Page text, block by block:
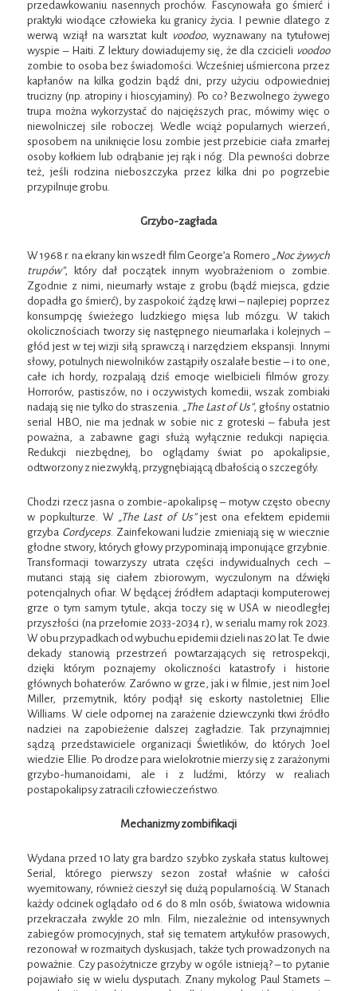
przedawkowaniu nasennych prochów. Fascynowała go śmierć i
praktyki wiodące człowieka ku granicy życia. I pewnie dlatego z
werwą wziął na warsztat kult voodoo, wyznawany na tytułowej
wyspie – Haiti. Z lektury dowiadujemy się, że dla czcicieli voodoo
zombie to osoba bez świadomości. Wcześniej uśmiercona przez
kapłanów na kilka godzin bądź dni, przy użyciu odpowiedniej
trucizny (np. atropiny i hioscyjaminy). Po co? Bezwolnego żywego
trupa można wykorzystać do najcięższych prac, mówimy więc o
niewolniczej sile roboczej. Wedle wciąż popularnych wierzeń,
sposobem na uniknięcie losu zombie jest przebicie ciała zmarłej
osoby kołkiem lub odrąbanie jej rąk i nóg. Dla pewności dobrze
też, jeśli rodzina nieboszczyka przez kilka dni po pogrzebie
przypilnuje grobu.
Grzybo-zagłada
W 1968 r. na ekrany kin wszedł film George’a Romero „Noc żywych
trupów”, który dał początek innym wyobrażeniom o zombie.
Zgodnie z nimi, nieumarły wstaje z grobu (bądź miejsca, gdzie
dopadła go śmierć), by zaspokoić żądzę krwi – najlepiej poprzez
konsumpcję świeżego ludzkiego mięsa lub mózgu. W takich
okolicznościach tworzy się następnego nieumarlaka i kolejnych –
głód jest w tej wizji siłą sprawczą i narzędziem ekspansji. Innymi
słowy, potulnych niewolników zastąpiły oszalałe bestie – i to one,
całe ich hordy, rozpalają dziś emocje wielbicieli filmów grozy.
Horrorów, pastiszów, no i oczywistych komedii, wszak zombiaki
nadają się nie tylko do straszenia. „The Last of Us”, głośny ostatnio
serial HBO, nie ma jednak w sobie nic z groteski – fabuła jest
poważna, a zabawne gagi służą wyłącznie redukcji napięcia.
Redukcji niezbędnej, bo oglądamy świat po apokalipsie,
odtworzony z niezwykłą, przygnębiającą dbałością o szczegóły.
Chodzi rzecz jasna o zombie-apokalipsę – motyw często obecny
w popkulturze. W „The Last of Us”jest ona efektem epidemii
grzyba Cordyceps. Zainfekowani ludzie zmieniają się w wiecznie
głodne stwory, których głowy przypominają imponujące grzybnie.
Transformacji towarzyszy utrata części indywidualnych cech –
mutanci stają się ciałem zbiorowym, wyczulonym na dźwięki
potencjalnych ofiar. W będącej źródłem adaptacji komputerowej
grze o tym samym tytule, akcja toczy się w USA w nieodległej
przyszłości (na przełomie 2033-2034 r.), w serialu mamy rok 2023.
W obu przypadkach od wybuchu epidemii dzieli nas 20 lat. Te dwie
dekady stanowią przestrzeń powtarzających się retrospekcji,
dzięki którym poznajemy okoliczności katastrofy i historie
głównych bohaterów. Zarówno w grze, jak i w filmie, jest nim Joel
Miller, przemytnik, który podjął się eskorty nastoletniej Ellie
Williams. W ciele odpornej na zarażenie dziewczynki tkwi źródło
nadziei na zapobieżenie dalszej zagładzie. Tak przynajmniej
sądzą przedstawiciele organizacji Świetlików, do których Joel
wiedzie Ellie. Po drodze para wielokrotnie mierzy się z zarażonymi
grzybo-humanoidami, ale i z ludźmi, którzy w realiach
postapokalipsy zatracili człowieczeństwo.
Mechanizmy zombifikacji
Wydana przed 10 laty gra bardzo szybko zyskała status kultowej.
Serial, którego pierwszy sezon został właśnie w całości
wyemitowany, również cieszył się dużą popularnością. W Stanach
każdy odcinek oglądało od 6 do 8 mln osób, światowa widownia
przekraczała zwykle 20 mln. Film, niezależnie od intensywnych
zabiegów promocyjnych, stał się tematem artykułów prasowych,
rezonował w rozmaitych dyskusjach, także tych prowadzonych na
poważnie. Czy pasożytnicze grzyby w ogóle istnieją? – to pytanie
pojawiało się w wielu dysputach. Znany mykolog Paul Stamets –